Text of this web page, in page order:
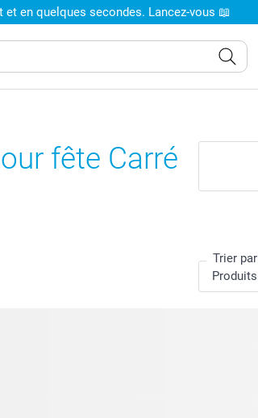
en quelques secondes. Lancez-vous 📖
fête Carré
Trier par